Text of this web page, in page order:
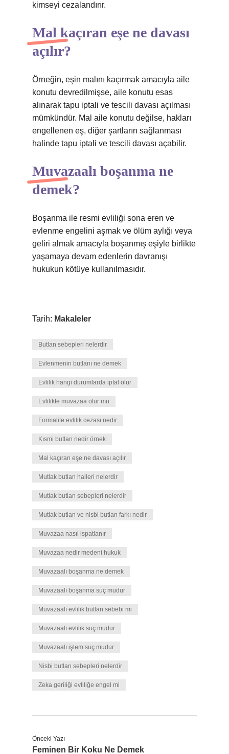
kimseyi cezalandırır.
Mal kaçıran eşe ne davası
açılır?
Örneğin, eşin malını kaçırmak amacıyla aile
konutu devredilmişse, aile konutu esas
alınarak tapu iptali ve tescili davası açılması
mümkündür. Mal aile konutu değilse, hakları
engellenen eş, diğer şartların sağlanması
halinde tapu iptali ve tescili davası açabilir.
Muvazaalı boşanma ne
demek?
Boşanma ile resmi evliliği sona eren ve
evlenme engelini aşmak ve ölüm aylığı veya
geliri almak amacıyla boşanmış eşiyle birlikte
yaşamaya devam edenlerin davranışı
hukukun kötüye kullanılmasıdır.
Tarih: Makaleler
Butlan sebepleri nelerdir
Evlenmenin butlanı ne demek
Evlilik hangi durumlarda iptal olur
Evlilikte muvazaa olur mu
Formalite evlilik cezası nedir
Kısmi butlan nedir örnek
Mal kaçıran eşe ne davası açılır
Mutlak butlan halleri nelerdir
Mutlak butlan sebepleri nelerdir
Mutlak butlan ve nisbi butlan farkı nedir
Muvazaa nasıl ispatlanır
Muvazaa nedir medeni hukuk
Muvazaalı boşanma ne demek
Muvazaalı boşanma suç mudur
Muvazaalı evlilik butlan sebebi mi
Muvazaalı evlilik suç mudur
Muvazaalı işlem suç mudur
Nisbi butlan sebepleri nelerdir
Zeka geriliği evliliğe engel mi
Önceki Yazı
Feminen Bir Koku Ne Demek